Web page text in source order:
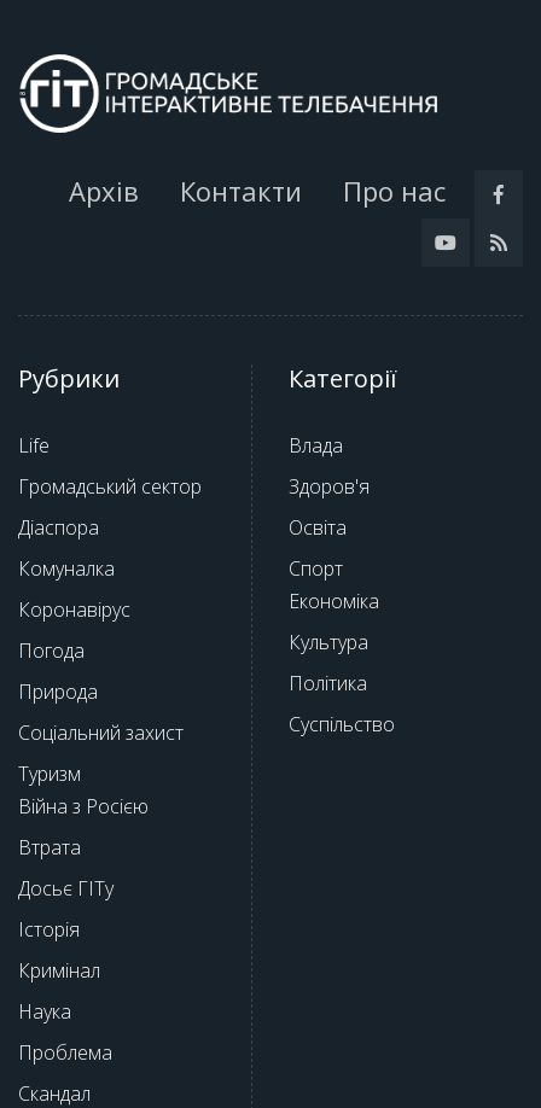
Архів Контакти Про нас
Рубрики
Life
Громадський сектор
Діаспора
Комуналка
Коронавірус
Погода
Природа
Соціальний захист
Туризм
Війна з Росією
Втрата
Досьє ГІТу
Історія
Кримінал
Наука
Проблема
Скандал
Категорії
Влада
Здоров'я
Освіта
Спорт
Економіка
Культура
Політика
Суспільство